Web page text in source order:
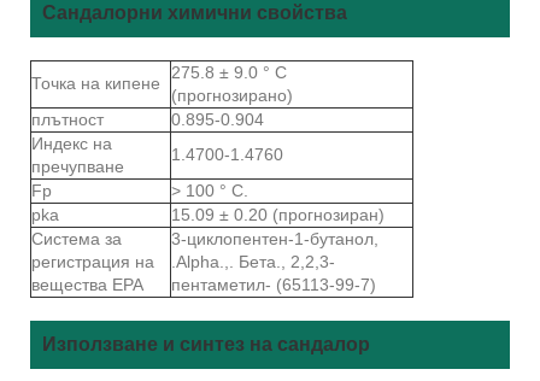
Сандалорни химични свойства
Точка на кипене
275.8 ± 9.0 ° C
(прогнозирано)
плътност
0.895-0.904
Индекс на
пречупване
1.4700-1.4760
Fp
> 100 ° C.
pka
15.09 ± 0.20 (прогнозиран)
Система за
регистрация на
вещества EPA
3-циклопентен-1-бутанол,
.Alpha.,. Бета., 2,2,3-
пентаметил- (65113-99-7)
Използване и синтез на сандалор